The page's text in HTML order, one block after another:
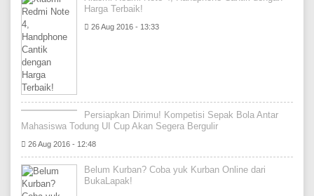
Harga Terbaik!
26 Aug 2016 - 13:33
Persiapkan Dirimu! Kompetisi Sepak Bola Antar
Mahasiswa Todung UI Cup Akan Segera Bergulir
26 Aug 2016 - 12:48
Belum Kurban? Coba yuk Kurban Online dari
BukaLapak!